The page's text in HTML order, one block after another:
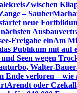
Zwischen
–
neue
Freigabe einAm
Publikum mit auf
Seen wegen
Walter-
Ende verloren –
Arendt oder